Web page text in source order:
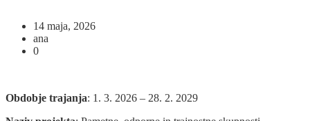
14 maja, 2026
ana
0
Obdobje trajanja: 1. 3. 2026 – 28. 2. 2029